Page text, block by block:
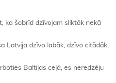
ka šobrīd dzīvojam sliktāk nekā
Latvija dzīvo labāk, dzīvo citādāk,
Baltijas ceļā, es neredzēju